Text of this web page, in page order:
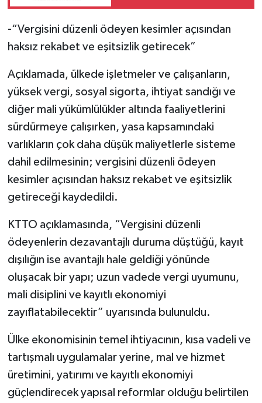
-“Vergisini düzenli ödeyen kesimler açısından
haksız rekabet ve eşitsizlik getirecek”
Açıklamada, ülkede işletmeler ve çalışanların,
yüksek vergi, sosyal sigorta, ihtiyat sandığı ve
diğer mali yükümlülükler altında faaliyetlerini
sürdürmeye çalışırken, yasa kapsamındaki
varlıkların çok daha düşük maliyetlerle sisteme
dahil edilmesinin; vergisini düzenli ödeyen
kesimler açısından haksız rekabet ve eşitsizlik
getireceği kaydedildi.
KTTO açıklamasında, “Vergisini düzenli
ödeyenlerin dezavantajlı duruma düştüğü, kayıt
dışılığın ise avantajlı hale geldiği yönünde
oluşacak bir yapı; uzun vadede vergi uyumunu,
mali disiplini ve kayıtlı ekonomiyi
zayıflatabilecektir” uyarısında bulunuldu.
Ülke ekonomisinin temel ihtiyacının, kısa vadeli ve
tartışmalı uygulamalar yerine, mal ve hizmet
üretimini, yatırımı ve kayıtlı ekonomiyi
güçlendirecek yapısal reformlar olduğu belirtilen